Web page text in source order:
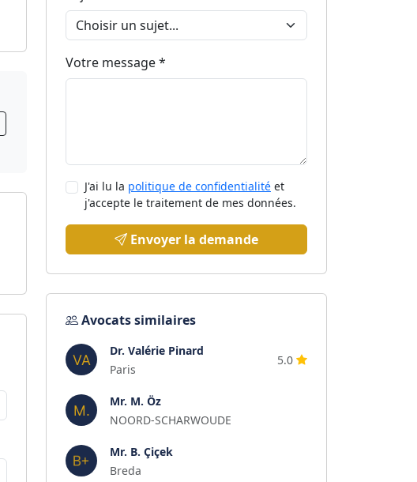
Votre message *
J'ai lu la politique de confidentialité et
j'accepte le traitement de mes données.
Envoyer la demande
Avocats similaires
Dr. Valérie Pinard
Paris
5.0
Mr. M. Öz
NOORD-SCHARWOUDE
Mr. B. Çiçek
Breda